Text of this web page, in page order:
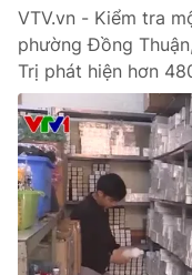
Pháp luật
Y tế
Thế giới
Tin tức
Kinh tế
VTV.vn - Kiểm tra
phường Đồng
Trị phát hiện hơn